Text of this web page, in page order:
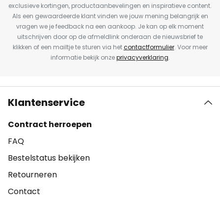
exclusieve kortingen, productaanbevelingen en inspiratieve content.
Als een gewaardeerde klant vinden we jouw mening belangrijk en
vragen we je feedback na een aankoop. Je kan op elk moment
uitschrijven door op de afmeldlink onderaan de nieuwsbrief te
klikken of een mailtje te sturen via hetcontactformulier. Voor meer
informatie bekijk onzeprivacyverklaring.
Klantenservice
Contract herroepen
FAQ
Bestelstatus bekijken
Retourneren
Contact